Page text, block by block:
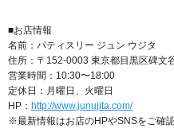
■お店情報
名前：パティスリー ジュン ウジタ
住所：〒152-0003 東京都目黒区碑文
営業時間：10:30〜18:00
定休日：月曜日、火曜日
HP： http://www.junujita.com/
※最新情報はお店のHPやSNSをご確認